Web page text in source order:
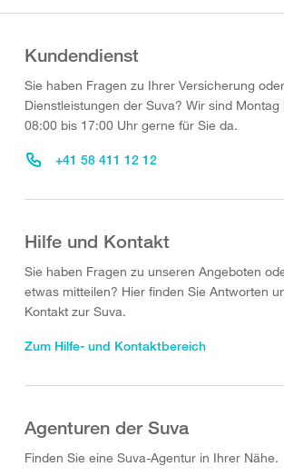
Kundendienst
Sie haben Fragen zu Ihrer Versicherung
Dienstleistungen der Suva? Wir sind Montag
08:00 bis 17:00 Uhr gerne für Sie da.
+41 58 411 12 12
Hilfe und Kontakt
Sie haben Fragen zu unseren Angeboten
etwas mitteilen? Hier finden Sie Antworten
Kontakt zur Suva.
Zum Hilfe- und Kontaktbereich
Agenturen der Suva
Finden Sie eine Suva-Agentur in Ihrer Nähe.